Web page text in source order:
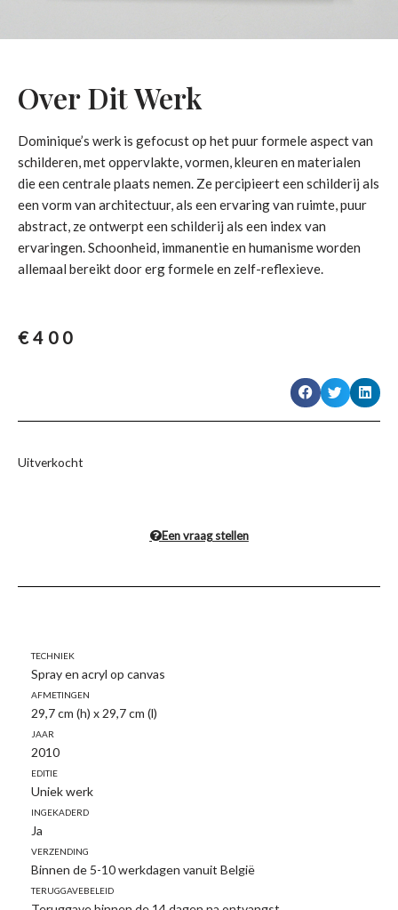
Over Dit Werk
Dominique’s werk is gefocust op het puur formele aspect van
schilderen, met oppervlakte, vormen, kleuren en materialen
die een centrale plaats nemen. Ze percipieert een schilderij als
een vorm van architectuur, als een ervaring van ruimte, puur
abstract, ze ontwerpt een schilderij als een index van
ervaringen. Schoonheid, immanentie en humanisme worden
allemaal bereikt door erg formele en zelf-reflexieve.
€400
Uitverkocht
Een vraag stellen
Techniek
Spray en acryl op canvas
Afmetingen
29,7 cm (h) x 29,7 cm (l)
Jaar
2010
Editie
Uniek werk
Ingekaderd
Ja
Verzending
Binnen de 5-10 werkdagen vanuit België
Teruggavebeleid